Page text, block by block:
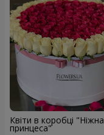
Квіти в коробці "Ніжна
принцеса"